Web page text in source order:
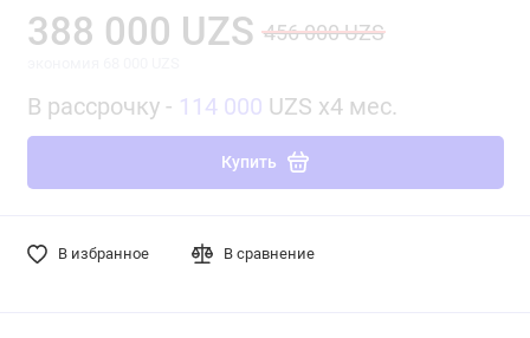
388 000 UZS 456 000 UZS
В рассрочку - 114 000 UZS x4 мес.
Купить
В избранное В сравнение